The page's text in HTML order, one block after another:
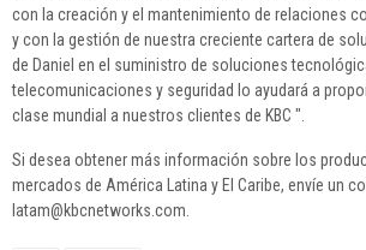
con la creación y el mantenimiento de relaciones
y con la gestión de nuestra creciente cartera de
de Daniel en el suministro de soluciones
telecomunicaciones y seguridad lo ayudará a
clase mundial a nuestros clientes de KBC ".
Si desea obtener más información sobre los
mercados de América Latina y El Caribe, envíe un
latam@kbcnetworks.com.